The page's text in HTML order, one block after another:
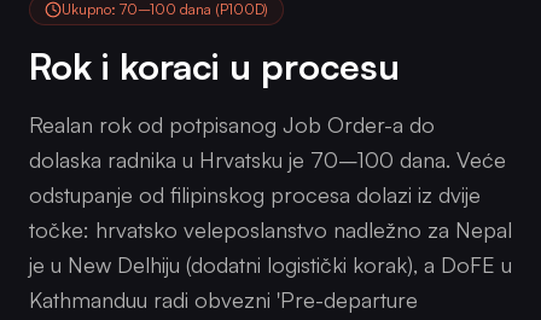
Ukupno: 70–100 dana (P100D)
Rok i koraci u procesu
Realan rok od potpisanog Job Order-a do
dolaska radnika u Hrvatsku je 70–100 dana. Veće
odstupanje od filipinskog procesa dolazi iz dvije
točke: hrvatsko veleposlanstvo nadležno za Nepal
je u New Delhiju (dodatni logistički korak), a DoFE u
Kathmanduu radi obvezni 'Pre-departure